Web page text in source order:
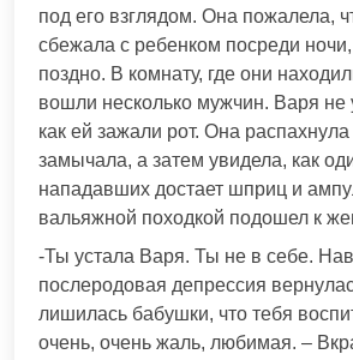
под его взглядом. Она пожалела,
сбежала с ребенком посреди
поздно. В комнату, где они
вошли несколько мужчин. Варя не
как ей зажали рот. Она распахнула
замычала, а затем увидела, как
нападавших достает шприц и
вальяжной походкой подошел к
-Ты устала Варя. Ты не в себе.
послеродовая депрессия
лишилась бабушки, что тебя
очень, очень жаль, любимая. –